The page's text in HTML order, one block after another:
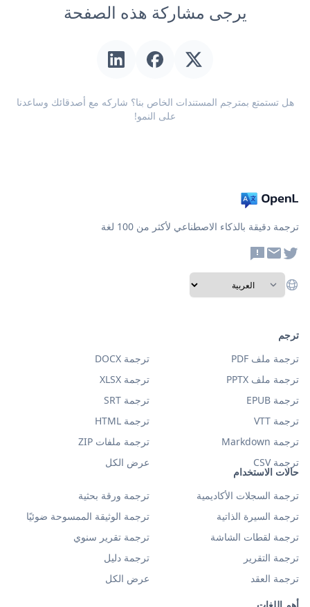
يرجى مشاركة هذه الصفحة
هل تستمتع بمترجم المستندات الخاص بنا؟ شاركه مع أصدقائك وساعدنا
على النمو!
ترجمة دقيقة بالذكاء الاصطناعي لأكثر من 100 لغة
حالات الاستخدام
ترجمة السجلات الأكاديمية
ترجمة ورقة بحثية
ترجمة السيرة الذاتية
ترجمة الوثيقة الممسوحة ضوئيًا
ترجمة لقطات الشاشة
ترجمة تقرير سنوي
ترجمة التقرير
ترجمة دليل
ترجمة العقد
عرض الكل
ترجم
ترجمة ملف PDF
ترجمة DOCX
ترجمة ملف PPTX
ترجمة XLSX
ترجمة EPUB
ترجمة SRT
ترجمة VTT
ترجمة HTML
ترجمة Markdown
ترجمة ملفات ZIP
ترجمة CSV
عرض الكل